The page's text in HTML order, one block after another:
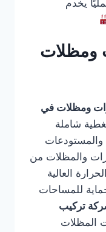
يخدم
ومظلات
ومظلات في
شاملة
والمستودعات
والمظلات من
العالية
للمساحات
تركيب
المظلات